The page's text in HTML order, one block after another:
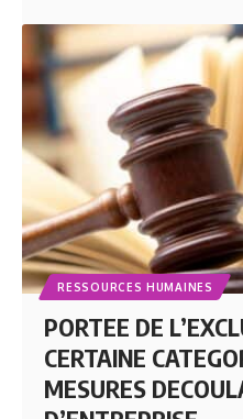
RESSOURCES HUMAINES
PORTEE DE
CERTAINE
MESURES